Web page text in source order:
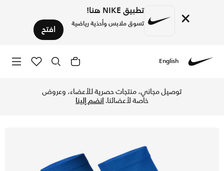
× تطبيق NIKE هنا!
تسوق ملابس وأحذية رياضية افتح
English
توصيل مجاني، منتجات حصرية للأعضاء، وعروض
خاصة لأعضائنا.انضم إلينا